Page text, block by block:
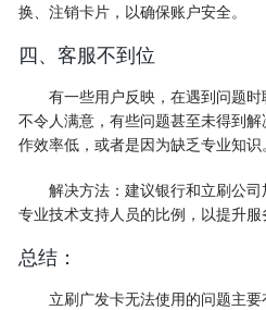
换、注销卡片，以确保账户安全。
四、客服不到位
有一些用户反映，在遇到问题
不令人满意，有些问题甚至未得到
作效率低，或者是因为缺乏专业知识。
解决方法：建议银行和立刷公
专业技术支持人员的比例，以提升服
总结：
立刷广发卡无法使用的问题主